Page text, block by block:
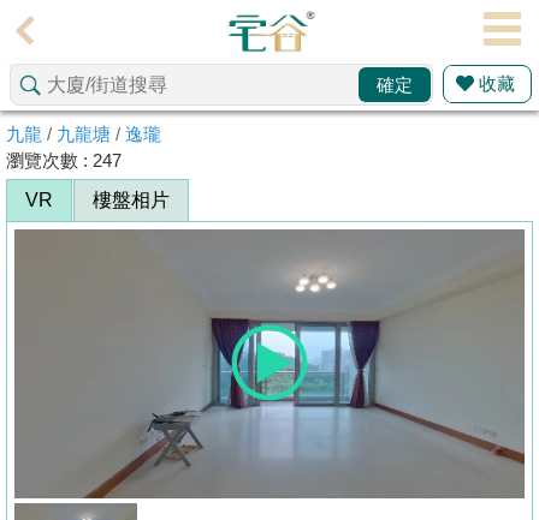
理
主
頁
搵
樓/
谷
確定 收藏
九龍 / 九龍塘 / 逸瓏
瀏覽次數 : 247
VR
樓盤相片